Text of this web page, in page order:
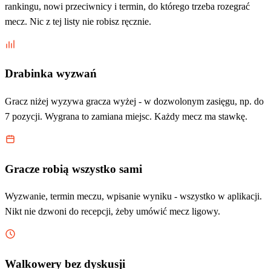
rankingu, nowi przeciwnicy i termin, do którego trzeba rozegrać
mecz. Nic z tej listy nie robisz ręcznie.
Drabinka wyzwań
Gracz niżej wyzywa gracza wyżej - w dozwolonym zasięgu, np. do
7 pozycji. Wygrana to zamiana miejsc. Każdy mecz ma stawkę.
Gracze robią wszystko sami
Wyzwanie, termin meczu, wpisanie wyniku - wszystko w aplikacji.
Nikt nie dzwoni do recepcji, żeby umówić mecz ligowy.
Walkowery bez dyskusji